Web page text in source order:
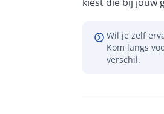
Wil je zelf
Kom langs
verschil.